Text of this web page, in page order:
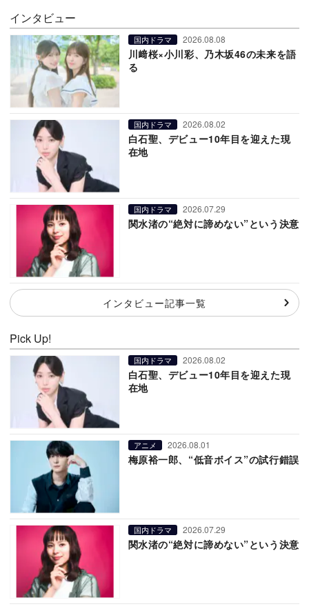
インタビュー
国内ドラマ 2026.08.08
川﨑桜×小川彩、乃木坂46の未来を語
る
国内ドラマ 2026.08.02
白石聖、デビュー10年目を迎えた現
在地
国内ドラマ 2026.07.29
関水渚の“絶対に諦めない”という決意
インタビュー記事一覧
Pick Up!
国内ドラマ 2026.08.02
白石聖、デビュー10年目を迎えた現
在地
アニメ 2026.08.01
梅原裕一郎、“低音ボイス”の試行錯誤
国内ドラマ 2026.07.29
関水渚の“絶対に諦めない”という決意